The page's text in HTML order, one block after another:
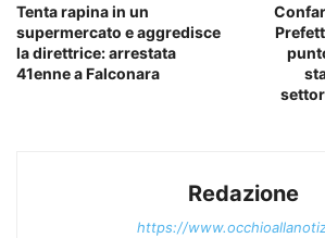
Tenta rapina in un
supermercato e aggredisce
la direttrice: arrestata
41enne a Falconara
Redazione
https://